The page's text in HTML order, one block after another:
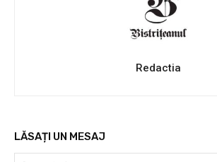
Redactia
LĂSAȚI UN MESAJ